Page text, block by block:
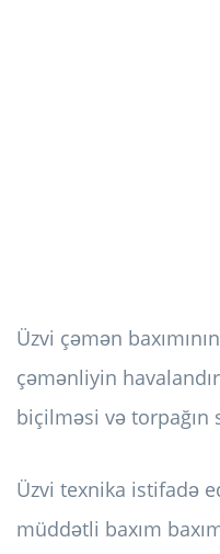
Üzvi çəmən
çəmənliyin
biçilməsi və torpağın
Üzvi texnika istifadə
müddətli baxım